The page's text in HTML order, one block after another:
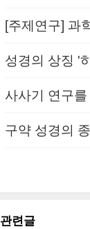
[주제연구] 과
성경의 상징 '
사사기 연구
구약 성경의
관련글